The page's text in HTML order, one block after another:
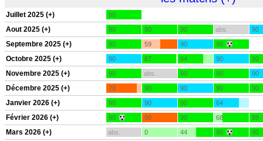
Juillet 2025 (+) 90
Aout 2025 (+) 90 90 90 abs. 90
Septembre 2025 (+) 90 59 90 90
Octobre 2025 (+) 90 87 64 90 90
Novembre 2025 (+) 90 abs. 90 90 90
Décembre 2025 (+) 78 90 90 90 90
Janvier 2026 (+) 90 90 90 64
Février 2026 (+) 90 90 90 68 88
Mars 2026 (+) abs. 0 44 90 90